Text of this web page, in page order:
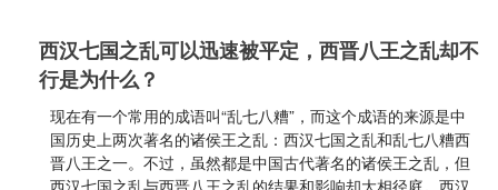
西汉七国之乱可以迅速被平定，西晋八王之乱却不
行是为什么？
现在有一个常用的成语叫“乱七八糟”，而这个成语的来源是中
国历史上两次著名的诸侯王之乱：西汉七国之乱和乱七八糟西
晋八王之一。不过，虽然都是中国古代著名的诸侯王之乱，但
西汉七国之乱与西晋八王之乱的结果和影响却大相径庭。西汉